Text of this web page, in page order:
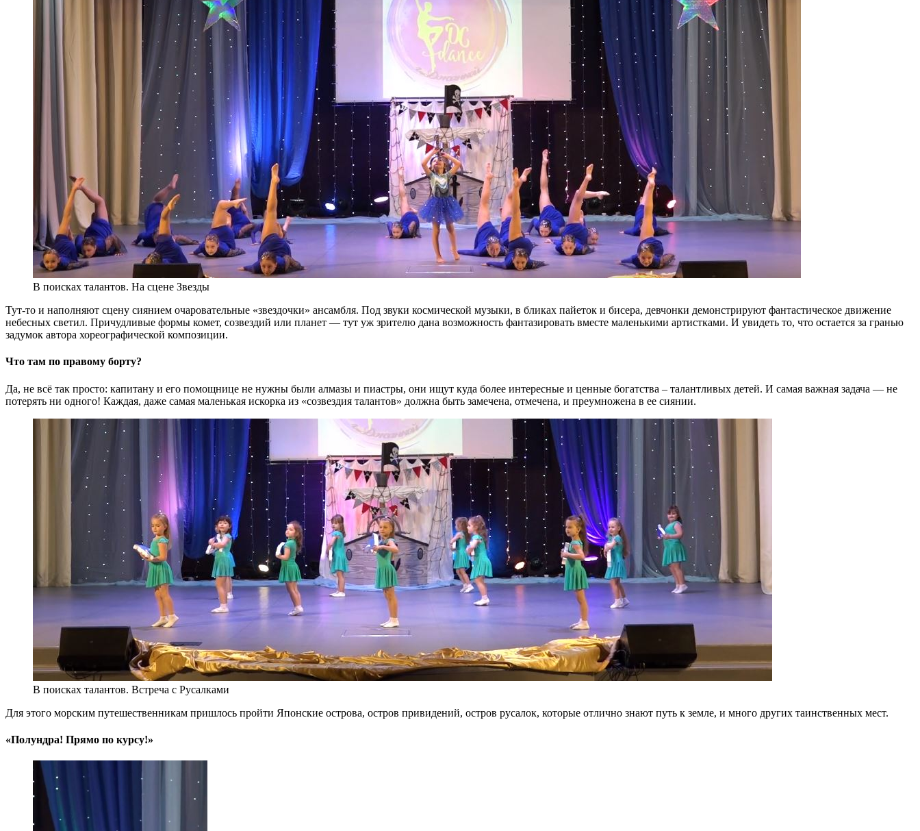
В поисках талантов. На сцене Звезды
Тут-то и наполняют сцену сиянием очаровательные «звездочки» ансамбля. Под звуки космической музыки, в бликах пайеток и бисера, девчонки демонстрируют фантастическое движение
небесных светил. Причудливые формы комет, созвездий или планет — тут уж зрителю дана возможность фантазировать вместе маленькими артистками. И увидеть то, что остается за гранью
задумок автора хореографической композиции.
Что там по правому борту?
Да, не всё так просто: капитану и его помощнице не нужны были алмазы и пиастры, они ищут куда более интересные и ценные богатства – талантливых детей. И самая важная задача — не
потерять ни одного! Каждая, даже самая маленькая искорка из «созвездия талантов» должна быть замечена, отмечена, и преумножена в ее сиянии.
В поисках талантов. Встреча с Русалками
Для этого морским путешественникам пришлось пройти Японские острова, остров привидений, остров русалок, которые отлично знают путь к земле, и много других таинственных мест.
«Полундра! Прямо по курсу!»